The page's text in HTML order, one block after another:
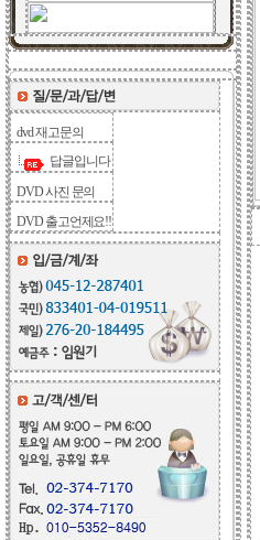
dvd 재고문의
답글입니다
DVD 사진 문의
DVD 출고언제요!!